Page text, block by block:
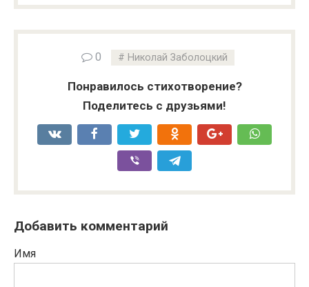
0 Николай Заболоцкий
Понравилось стихотворение?
Поделитесь с друзьями!
Добавить комментарий
Имя